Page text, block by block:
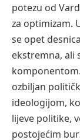
potezu od
za optimizam.
se opet
ekstremna, ali
ozbiljan
ideologijom,
lijeve politike,
postojećim